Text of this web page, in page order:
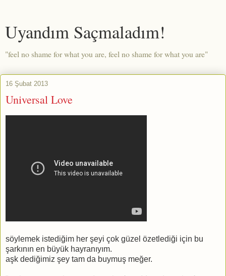
Uyandım Saçmaladım!
"feel no shame for what you are, feel no shame for what you are"
16 Şubat 2013
Universal Love
söylemek istediğim her şeyi çok güzel özetlediği için bu
şarkının en büyük hayranıyım.
aşk dediğimiz şey tam da buymuş meğer.